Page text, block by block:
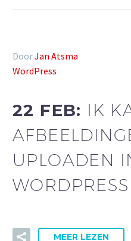
DoorJan Atsma
WordPress
22 FEB: IK
UPLOADEN
MEER LEZEN